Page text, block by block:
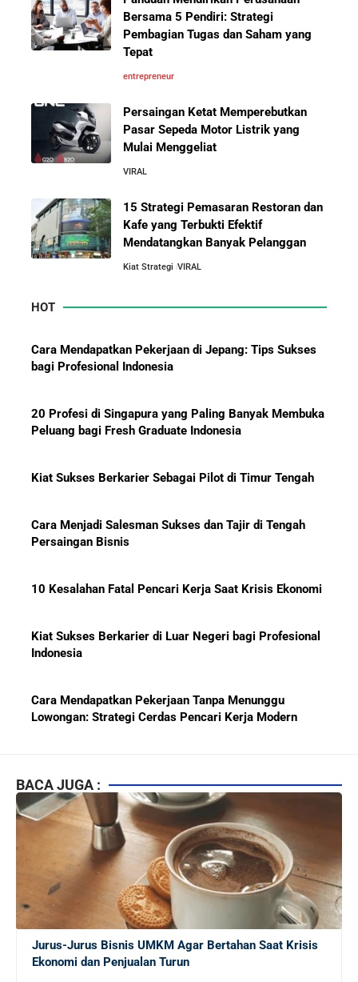
10 Kiat Aman Memulai Bisnis dari Nol: Panduan
Lengkap untuk Pemula
Sebelum Memulai Usaha Sendiri Adalah Langkah
Cerdas
Orang Lain Sebelum Bikin Bisnis Sendiri
Jurus-Jurus Bisnis UMKM Agar Bertahan Saat Krisis
Ekonomi dan Penjualan Turun
Mengapa Orang Kaya Justru Menambah Aset Saat
Bersama 5 Pendiri: Strategi
Pembagian Tugas dan Saham yang
Tepat
entrepreneur
Persaingan Ketat Memperebutkan
Pasar Sepeda Motor Listrik yang
Mulai Menggeliat
VIRAL
15 Strategi Pemasaran Restoran dan
Kafe yang Terbukti Efektif
Mendatangkan Banyak Pelanggan
Kiat Strategi VIRAL
HOT
Cara Mendapatkan Pekerjaan di Jepang: Tips Sukses
bagi Profesional Indonesia
20 Profesi di Singapura yang Paling Banyak Membuka
Peluang bagi Fresh Graduate Indonesia
Kiat Sukses Berkarier Sebagai Pilot di Timur Tengah
Cara Menjadi Salesman Sukses dan Tajir di Tengah
Persaingan Bisnis
10 Kesalahan Fatal Pencari Kerja Saat Krisis Ekonomi
Kiat Sukses Berkarier di Luar Negeri bagi Profesional
Indonesia
Cara Mendapatkan Pekerjaan Tanpa Menunggu
Lowongan: Strategi Cerdas Pencari Kerja Modern
bagi Fresh Graduate
10 Lembaga Sertifikasi IT Paling Terkenal di Dunia dan
Paling Diakui di Indonesia
Menjaga Hubungan Baik dengan Atasan: Kunci Sukses
Karier untuk Pemula
Karier di Perusahaan Multinasional vs Nasional:
Panduan Lengkap Bagi Pemula di Dunia Kerja
BACA JUGA :
Jurus-Jurus Bisnis UMKM Agar Bertahan Saat Krisis
Ekonomi dan Penjualan Turun